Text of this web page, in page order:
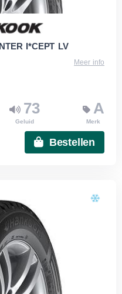
I*CEPT LV
Meer info
73
Geluid
A
Merk
Bestellen